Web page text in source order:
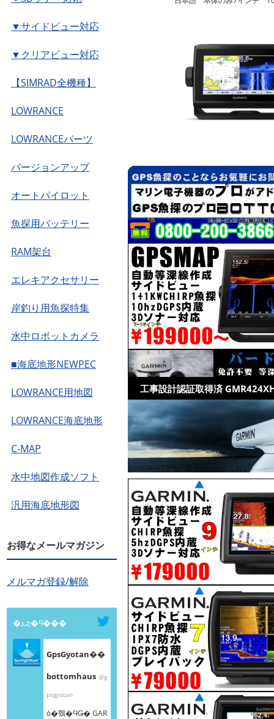
▼サイドビュー対応
▼クリアビュー対応
【SIMRAD全機種】
LOWRANCE
LOWRANCEパーツ
バージョンアップ
オートパイロット
魚探用バッテリー
RAM架台
エレキアクセサリー
岸釣り用魚探特集
水中ロボットカメラ
■海底地形NEWPEC
LOWRANCE用地図
LOWRANCE海底地形
C-MAP
水中地図作成ソフト
汎用海底地形図
お得なメールマガジン
メルマガ登録/解除
�ܥȥ�ϥ���
GpsGyotan��
bottomhaus @g
psgyotan
ȯ�䳫�ϤǤ� GAR
工事設計認証取得済